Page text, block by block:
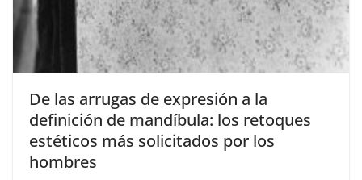
​De las arrugas de expresión a la
definición de mandíbula: los retoques
estéticos más solicitados por los
hombres